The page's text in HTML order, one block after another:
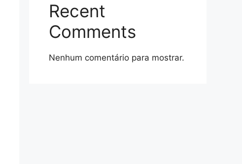
Recent
Comments
Nenhum comentário para mostrar.